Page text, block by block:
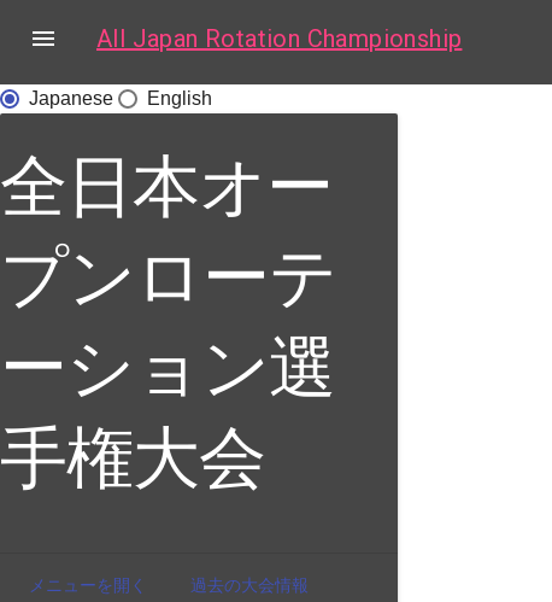
 All Japan Rotation Championship
Japanese English
全日本オー
プンローテ
ーション選
手権大会
メニューを開く 過去の大会情報
arrow_upward